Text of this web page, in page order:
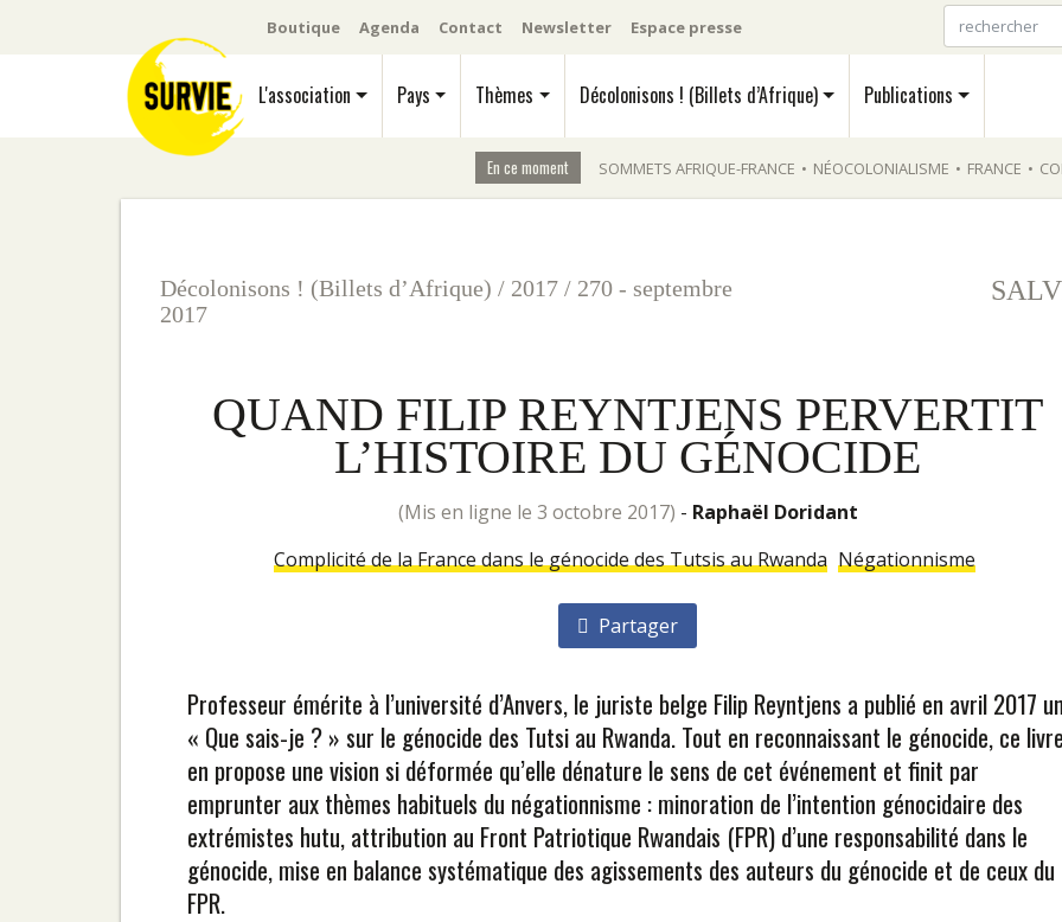
Boutique Agenda Contact Newsletter Espace presse
L'association Pays Thèmes Décolonisons ! (Billets d’Afrique) Publications
En ce moment SOMMETS AFRIQUE-FRANCE • NÉOCOLONIALISME • FRANCE •
Décolonisons ! (Billets d’Afrique) / 2017 / 270 - septembre
2017
QUAND FILIP REYNTJENS PERVERTIT
L’HISTOIRE DU GÉNOCIDE
(mis en ligne le 3 octobre 2017) - Raphaël Doridant
Complicité de la France dans le génocide des Tutsis au Rwanda Négationnisme
Partager
Professeur émérite à l’université d’Anvers, le juriste belge Filip Reyntjens a publié en avril 2017 un
« Que sais-je ? » sur le génocide des Tutsi au Rwanda. Tout en reconnaissant le génocide, ce livre
en propose une vision si déformée qu’elle dénature le sens de cet événement et finit par
emprunter aux thèmes habituels du négationnisme : minoration de l’intention génocidaire des
extrémistes hutu, attribution au Front Patriotique Rwandais (FPR) d’une responsabilité dans le
génocide, mise en balance systématique des agissements des auteurs du génocide et de ceux du
FPR.